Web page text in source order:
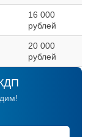
16 000
рублей
20 000
рублей